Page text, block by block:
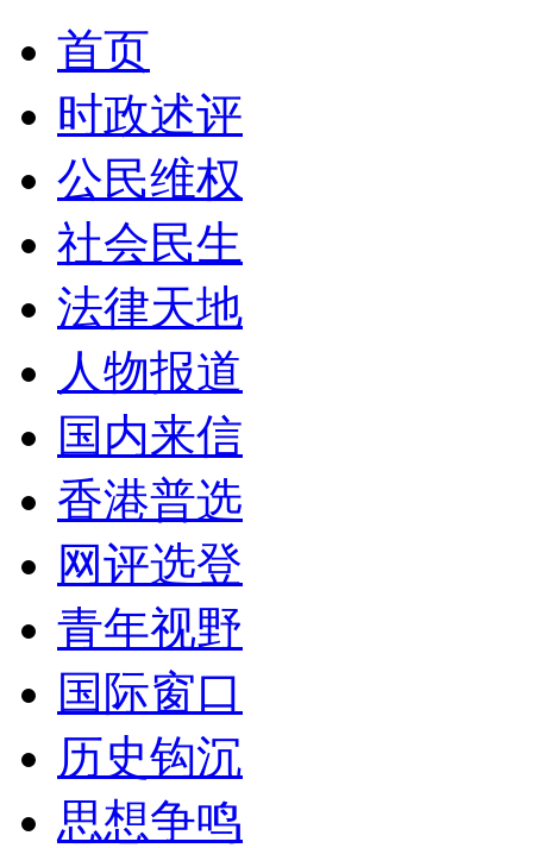
首页
时政述评
公民维权
社会民生
法律天地
人物报道
国内来信
香港普选
网评选登
青年视野
国际窗口
历史钩沉
思想争鸣